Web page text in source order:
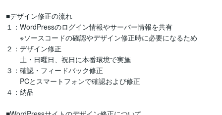
■デザイン修正の流れ
１：WordPressのログイン情報やサーバー情報を共有
※ソースコードの確認やデザイン修正時に必要になるため
２：デザイン修正
土・日曜日、祝日に本番環境で実施
３：確認・フィードバック修正
PCとスマートフォンで確認および修正
４：納品